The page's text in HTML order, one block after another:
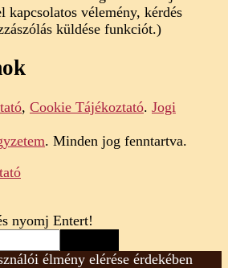
kapcsolatos vélemény, kérdés
küldése funkciót.)
, Cookie Tájékoztató. Jogi
. Minden jog fenntartva.
nyomj Entert!
élmény elérése érdekében